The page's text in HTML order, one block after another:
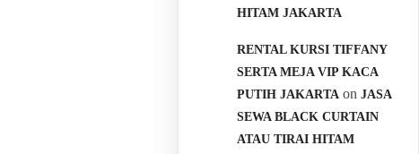
HITAM JAKARTA
RENTAL KURSI TIFFANY
SERTA MEJA VIP KACA
PUTIH JAKARTA onJASA
SEWA BLACK CURTAIN
ATAU TIRAI HITAM